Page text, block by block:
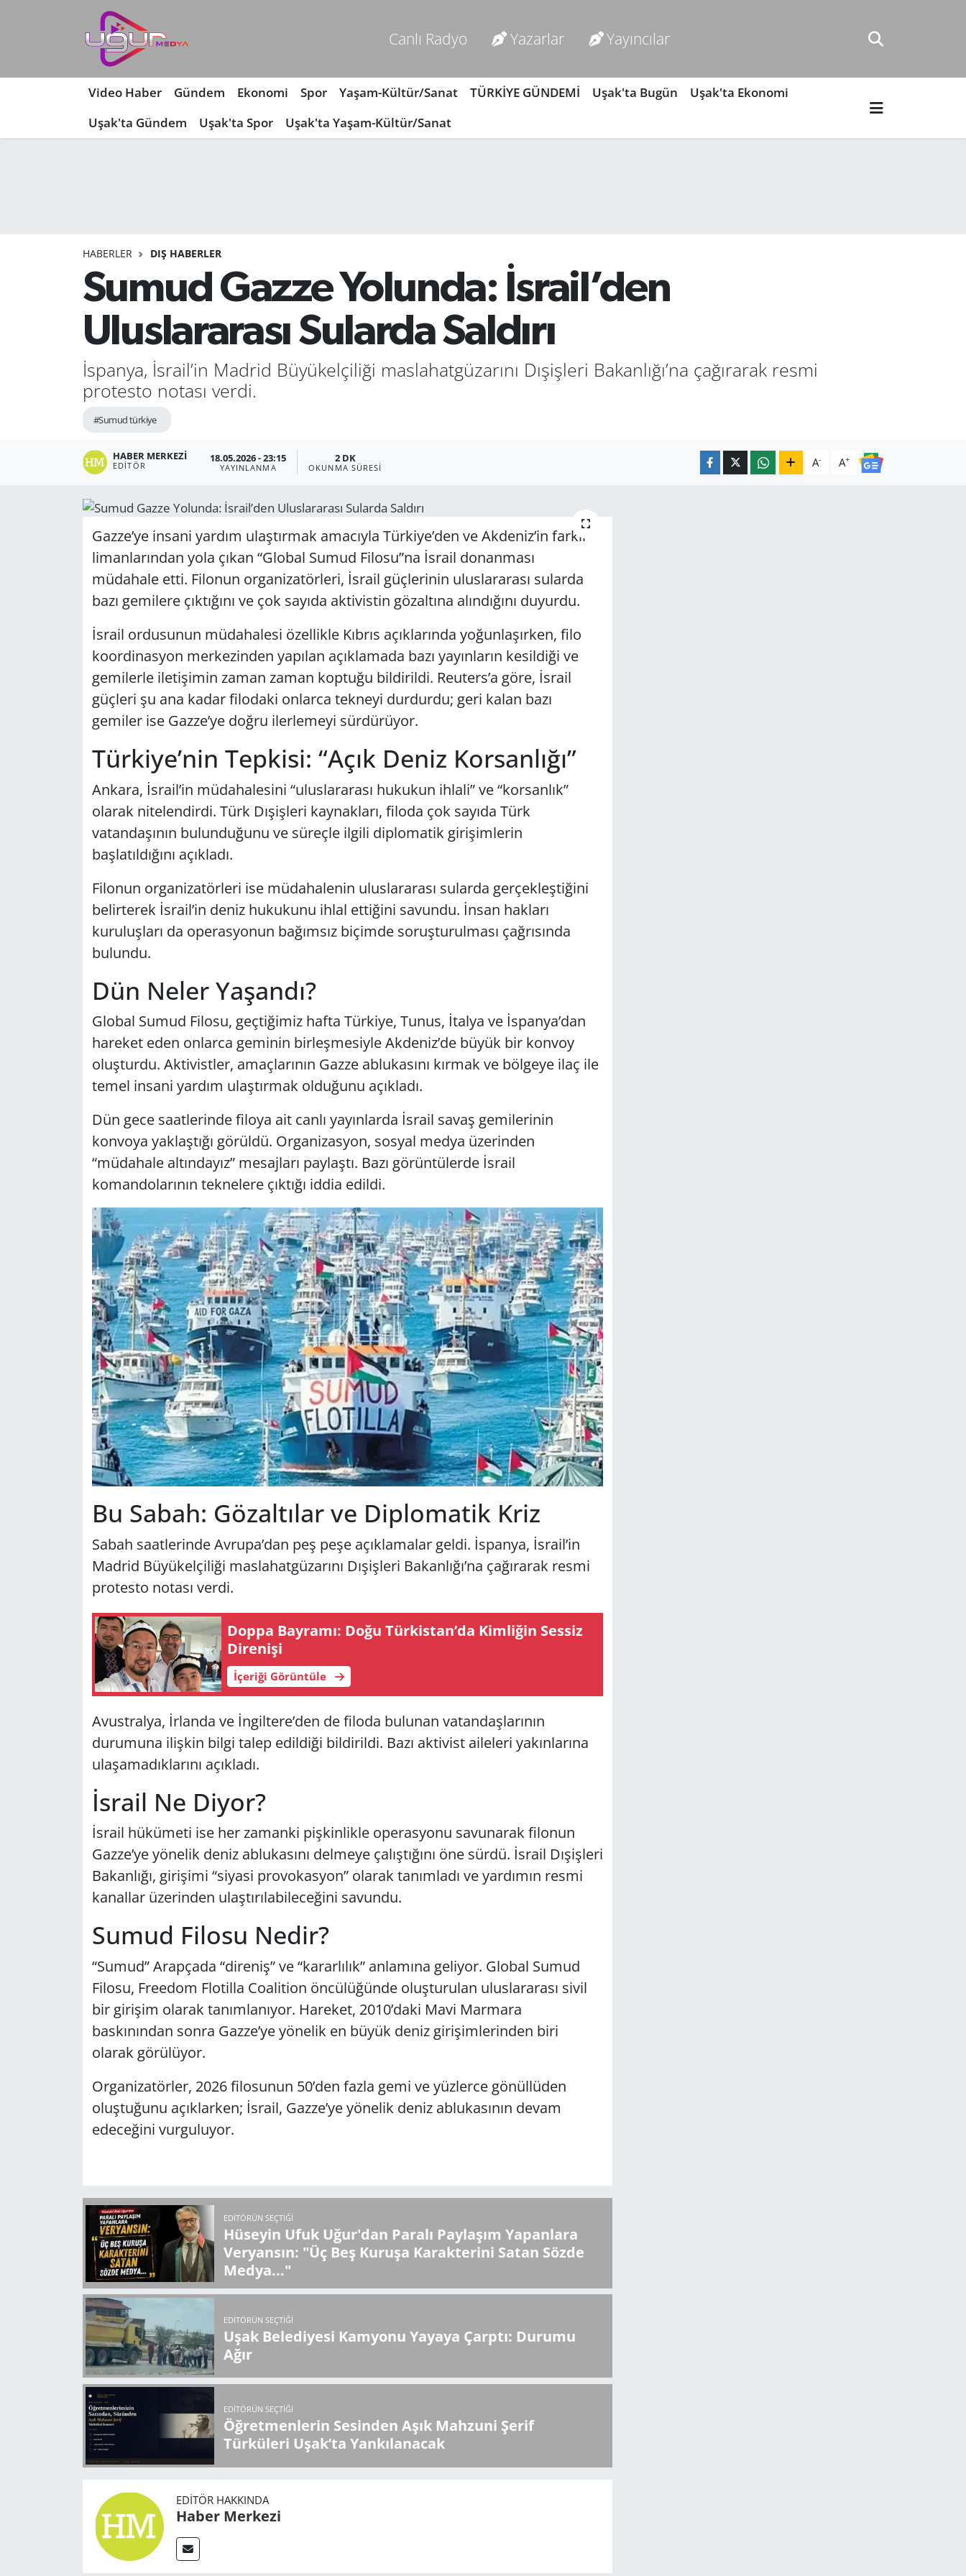
Canlı Radyo Yazarlar Yayıncılar
Video Haber Gündem Ekonomi Spor Yaşam-Kültür/Sanat TÜRKİYE GÜNDEMİ Uşak'ta Bugün
Uşak'ta Ekonomi
Uşak'ta Gündem
Uşak'ta Spor Uşak'ta Yaşam-Kültür/Sanat
HABERLER DIŞ HABERLER
Sumud Gazze Yolunda: İsrail’den
Uluslararası Sularda Saldırı
İspanya, İsrail’in Madrid Büyükelçiliği maslahatgüzarını Dışişleri Bakanlığı’na çağırarak resmi
protesto notası verdi.
#Sumud türkiye
HABER MERKEZI
EDITÖR
18.05.2026 - 23:15
YAYINLANMA
2 DK
OKUNMA SÜRESI A- A+
Gazze’ye insani yardım ulaştırmak amacıyla Türkiye’den ve Akdeniz’in farklı
limanlarından yola çıkan “Global Sumud Filosu”na İsrail donanması
müdahale etti. Filonun organizatörleri, İsrail güçlerinin uluslararası sularda
bazı gemilere çıktığını ve çok sayıda aktivistin gözaltına alındığını duyurdu.
İsrail ordusunun müdahalesi özellikle Kıbrıs açıklarında yoğunlaşırken, filo
koordinasyon merkezinden yapılan açıklamada bazı yayınların kesildiği ve
gemilerle iletişimin zaman zaman koptuğu bildirildi. Reuters’a göre, İsrail
güçleri şu ana kadar filodaki onlarca tekneyi durdurdu; geri kalan bazı
gemiler ise Gazze’ye doğru ilerlemeyi sürdürüyor.
Türkiye’nin Tepkisi: “Açık Deniz Korsanlığı”
Ankara, İsrail’in müdahalesini “uluslararası hukukun ihlali” ve “korsanlık”
olarak nitelendirdi. Türk Dışişleri kaynakları, filoda çok sayıda Türk
vatandaşının bulunduğunu ve süreçle ilgili diplomatik girişimlerin
başlatıldığını açıkladı.
Filonun organizatörleri ise müdahalenin uluslararası sularda gerçekleştiğini
belirterek İsrail’in deniz hukukunu ihlal ettiğini savundu. İnsan hakları
kuruluşları da operasyonun bağımsız biçimde soruşturulması çağrısında
bulundu.
Dün Neler Yaşandı?
Global Sumud Filosu, geçtiğimiz hafta Türkiye, Tunus, İtalya ve İspanya’dan
hareket eden onlarca geminin birleşmesiyle Akdeniz’de büyük bir konvoy
oluşturdu. Aktivistler, amaçlarının Gazze ablukasını kırmak ve bölgeye ilaç ile
temel insani yardım ulaştırmak olduğunu açıkladı.
Dün gece saatlerinde filoya ait canlı yayınlarda İsrail savaş gemilerinin
konvoya yaklaştığı görüldü. Organizasyon, sosyal medya üzerinden
“müdahale altındayız” mesajları paylaştı. Bazı görüntülerde İsrail
komandolarının teknelere çıktığı iddia edildi.
Bu Sabah: Gözaltılar ve Diplomatik Kriz
Sabah saatlerinde Avrupa’dan peş peşe açıklamalar geldi. İspanya, İsrail’in
Madrid Büyükelçiliği maslahatgüzarını Dışişleri Bakanlığı’na çağırarak resmi
protesto notası verdi.
Doppa Bayramı: Doğu Türkistan’da Kimliğin Sessiz
Direnişi
İçeriği Görüntüle
Avustralya, İrlanda ve İngiltere’den de filoda bulunan vatandaşlarının
durumuna ilişkin bilgi talep edildiği bildirildi. Bazı aktivist aileleri yakınlarına
ulaşamadıklarını açıkladı.
İsrail Ne Diyor?
İsrail hükümeti ise her zamanki pişkinlikle operasyonu savunarak filonun
Gazze’ye yönelik deniz ablukasını delmeye çalıştığını öne sürdü. İsrail Dışişleri
Bakanlığı, girişimi “siyasi provokasyon” olarak tanımladı ve yardımın resmi
kanallar üzerinden ulaştırılabileceğini savundu.
Sumud Filosu Nedir?
“Sumud” Arapçada “direniş” ve “kararlılık” anlamına geliyor. Global Sumud
Filosu, Freedom Flotilla Coalition öncülüğünde oluşturulan uluslararası sivil
bir girişim olarak tanımlanıyor. Hareket, 2010’daki Mavi Marmara
baskınından sonra Gazze’ye yönelik en büyük deniz girişimlerinden biri
olarak görülüyor.
Organizatörler, 2026 filosunun 50’den fazla gemi ve yüzlerce gönüllüden
oluştuğunu açıklarken; İsrail, Gazze’ye yönelik deniz ablukasının devam
edeceğini vurguluyor.
EDITÖRÜN SEÇTIĞI
Hüseyin Ufuk Uğur'dan Paralı Paylaşım Yapanlara
Veryansın: "Üç Beş Kuruşa Karakterini Satan Sözde
Medya..."
EDITÖRÜN SEÇTIĞI
Uşak Belediyesi Kamyonu Yayaya Çarptı: Durumu
Ağır
EDITÖRÜN SEÇTIĞI
Öğretmenlerin Sesinden Aşık Mahzuni Şerif
Türküleri Uşak’ta Yankılanacak
EDITÖR HAKKINDA
Haber Merkezi
Nöbetçi Eczaneler
Hava Durumu
Namaz Vakitleri
Son Dakika Haberleri
Haber Arşivi